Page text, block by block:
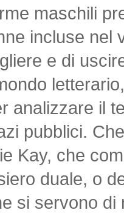
maschili
incluse nel
e di
analizzare il
pubblici.
Kay, che
duale, o
si servono